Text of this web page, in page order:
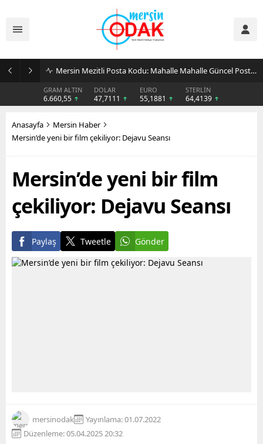
Günlük Stil İçin Erkek Sneaker Önerileri
GRAM ALTIN
6.660,55
DOLAR
47,7111
EURO
55,1881
STERLİN
64,4139
Anasayfa
Mersin Haber
Mersin’de yeni bir film çekiliyor: Dejavu Seansı
Mersin’de yeni bir film
çekiliyor: Dejavu Seansı
Paylaş Tweetle Gönder
mersinodak
Yayınlama: 01.07.2022
Düzenleme: 05.04.2025 20:32